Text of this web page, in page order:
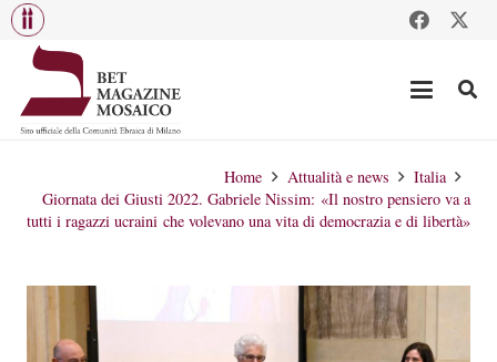
Home Attualità e news
Italia
Giornata dei Giusti 2022. Gabriele Nissim: «Il nostro pensiero va a
tutti i ragazzi ucraini che volevano una vita di democrazia e di libertà»